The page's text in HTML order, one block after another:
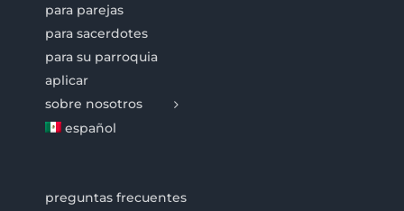
para parejas
para sacerdotes
para su parroquia
aplicar
sobre nosotros
español
preguntas frecuentes